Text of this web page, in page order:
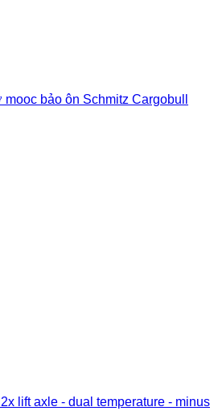
bảo ôn Schmitz Cargobull
lift axle - dual temperature - minus